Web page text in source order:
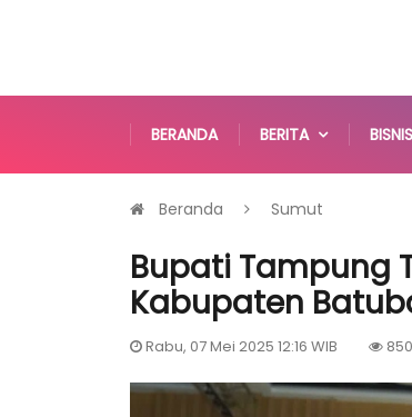
BERANDA BERITA BISNIS
Beranda Sumut
Bupati Tampung
Kabupaten
Rabu, 07 Mei 2025 12:16 WIB